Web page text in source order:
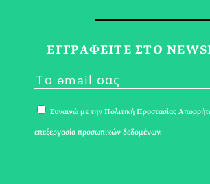
ΕΓΓPΑΦΕΙΤΕ ΣΤΟ
Συναινώ με την Πολιτική Προστασίας
επεξεργασία προσωπικών δεδομένων.